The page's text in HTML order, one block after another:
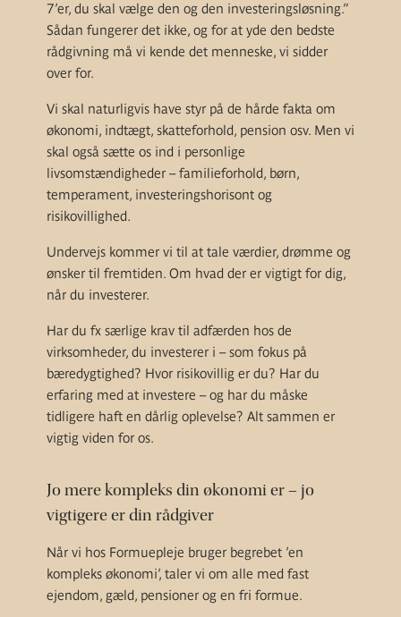
7’er, du skal vælge den og den investeringsløsning.”
Sådan fungerer det ikke, og for at yde den bedste
rådgivning må vi kende det menneske, vi sidder
over for.
Vi skal naturligvis have styr på de hårde fakta om
økonomi, indtægt, skatteforhold, pension osv. Men vi
skal også sætte os ind i personlige
livsomstændigheder – familieforhold, børn,
temperament, investeringshorisont og
risikovillighed.
Undervejs kommer vi til at tale værdier, drømme og
ønsker til fremtiden. Om hvad der er vigtigt for dig,
når du investerer.
Har du fx særlige krav til adfærden hos de
virksomheder, du investerer i – som fokus på
bæredygtighed? Hvor risikovillig er du? Har du
erfaring med at investere – og har du måske
tidligere haft en dårlig oplevelse? Alt sammen er
vigtig viden for os.
Jo mere kompleks din økonomi er – jo
vigtigere er din rådgiver
Når vi hos Formuepleje bruger begrebet ’en
kompleks økonomi’, taler vi om alle med fast
ejendom, gæld, pensioner og en fri formue.